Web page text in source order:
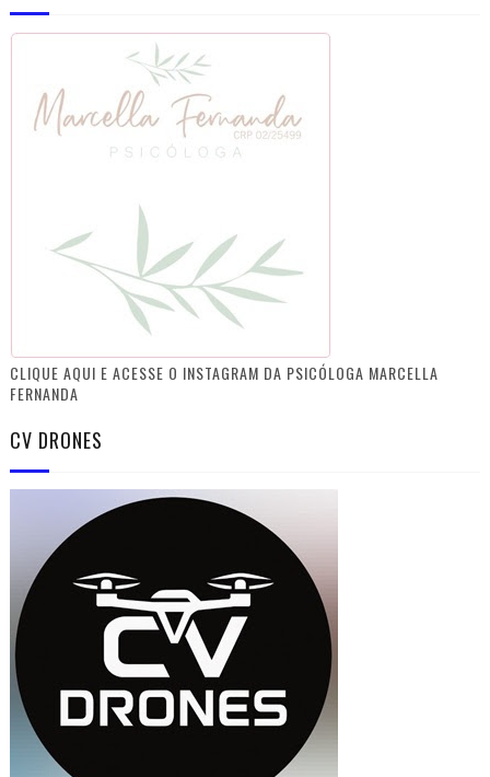
CLIQUE AQUI E ACESSE O INSTAGRAM DA PSICÓLOGA MARCELLA
FERNANDA
CV DRONES